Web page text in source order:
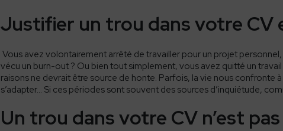
Justifier un trou dans votre CV
Vous avez volontairement arrêté de travailler pour un projet
vécu un burn-out ? Ou bien tout simplement, vous avez quitté un
raisons ne devrait être source de honte. Parfois, la vie nous confronte
s’adapter… Si ces périodes sont souvent des sources d’inquiétude,
Un trou dans votre CV n’est